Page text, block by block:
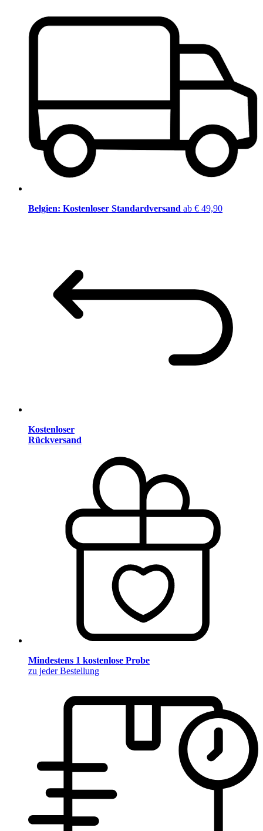
Belgien: Kostenloser Standardversand ab € 49,90
Kostenloser
Rückversand
Mindestens 1 kostenlose Probe
zu jeder Bestellung